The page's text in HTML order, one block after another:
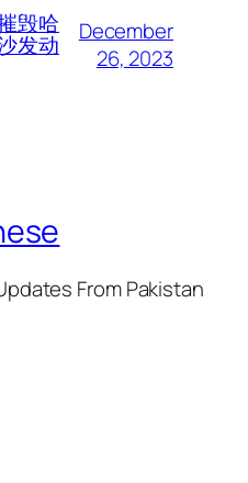
毁哈
发动
December
26, 2023
From Pakistan